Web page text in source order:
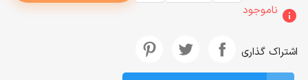
info ناموجود
اشتراک گذاری